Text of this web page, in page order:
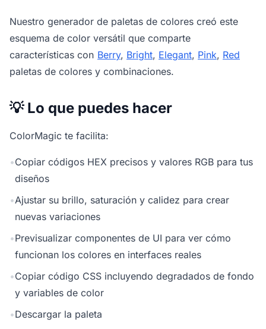
Nuestro generador de paletas de colores creó este
esquema de color versátil que comparte
características con Berry, Bright, Elegant, Pink, Red
paletas de colores y combinaciones.
💡 Lo que puedes hacer
ColorMagic te facilita:
•Copiar códigos HEX precisos y valores RGB para tus
diseños
•Ajustar su brillo, saturación y calidez para crear
nuevas variaciones
•Previsualizar componentes de UI para ver cómo
funcionan los colores en interfaces reales
•Copiar código CSS incluyendo degradados de fondo
y variables de color
•Descargar la paleta